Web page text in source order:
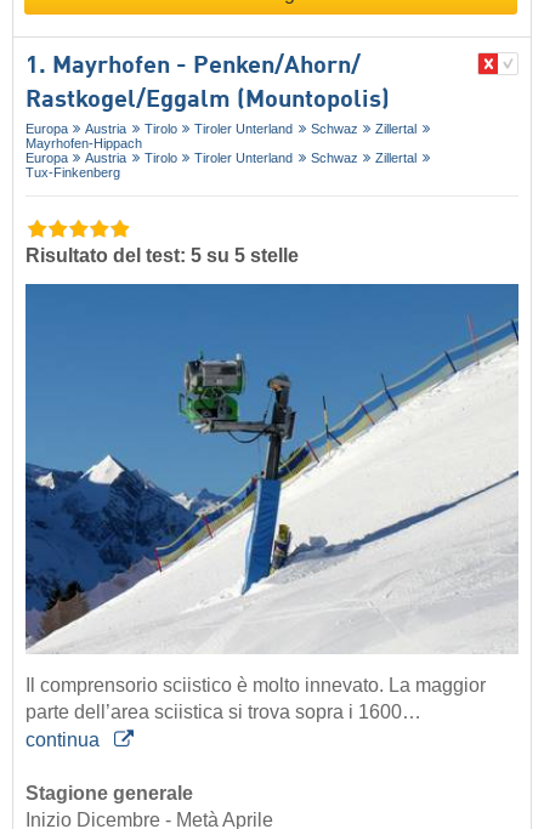
1. Mayrhofen - Penken/​Ahorn/​
Rastkogel/​Eggalm (Mountopolis)
Europa Austria Tirolo Tiroler Unterland Schwaz
Zillertal
Mayrhofen-Hippach
Europa
Austria Tirolo Tiroler Unterland Schwaz
Zillertal
Tux-Finkenberg
Risultato del test: 5 su 5 stelle
Il comprensorio sciistico è molto innevato. La maggior
parte dell’area sciistica si trova sopra i 1600…
continua
Stagione generale
Inizio Dicembre - Metà Aprile